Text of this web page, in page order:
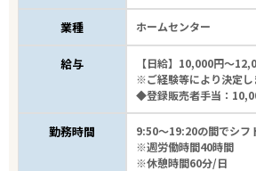
業種 ホームセンター
給与
【日給】10,000円～
※ご経験等により決定し
◆登録販売者手当：
勤務時間
9:50～19:20の間でシフ
※週労働時間40時間
※休憩時間60分/日